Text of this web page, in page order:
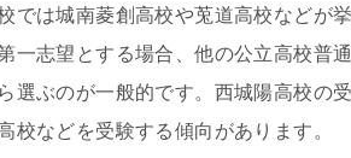
は城南菱創高校や莵道高校などが挙
一志望とする場合、他の公立高校普
選ぶのが一般的です。西城陽高校の
などを受験する傾向があります。